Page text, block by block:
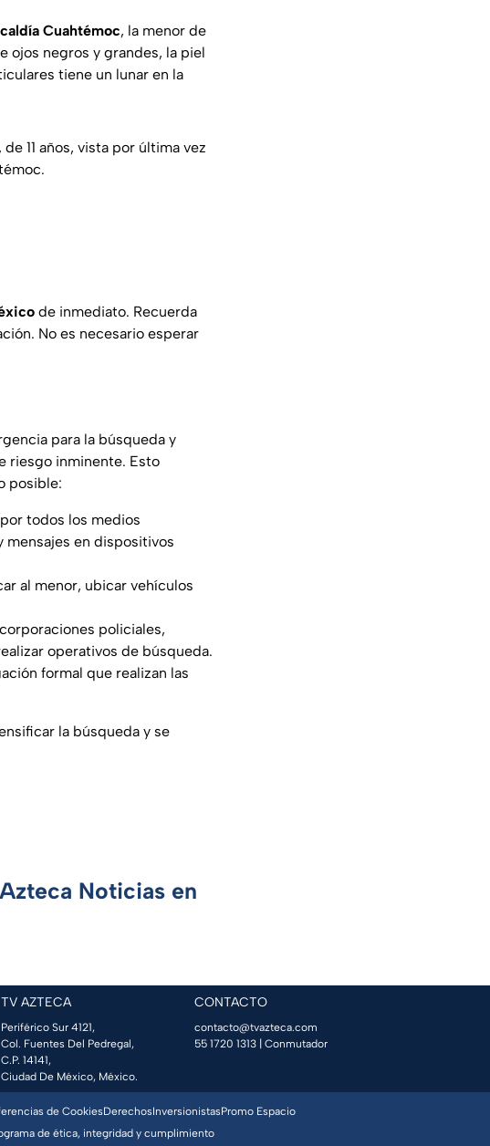
Cuahtémoc, la menor de
ojos negros y grandes, la piel
tiene un lunar en la
11 años, vista por última vez
de inmediato. Recuerda
No es necesario esperar
para la búsqueda y
riesgo inminente. Esto
posible:
todos los medios
mensajes en dispositivos
al menor, ubicar vehículos
policiales,
operativos de búsqueda.
formal que realizan las
la búsqueda y se
Noticias en
TV AZTECA
Periférico Sur 4121,
Col. Fuentes Del Pedregal,
C.P. 14141,
Ciudad De México, México.
CONTACTO
contacto@tvazteca.com
55 1720 1313 | Conmutador
de CookiesDerechosInversionistasPromo Espacio
de ética, integridad y cumplimiento